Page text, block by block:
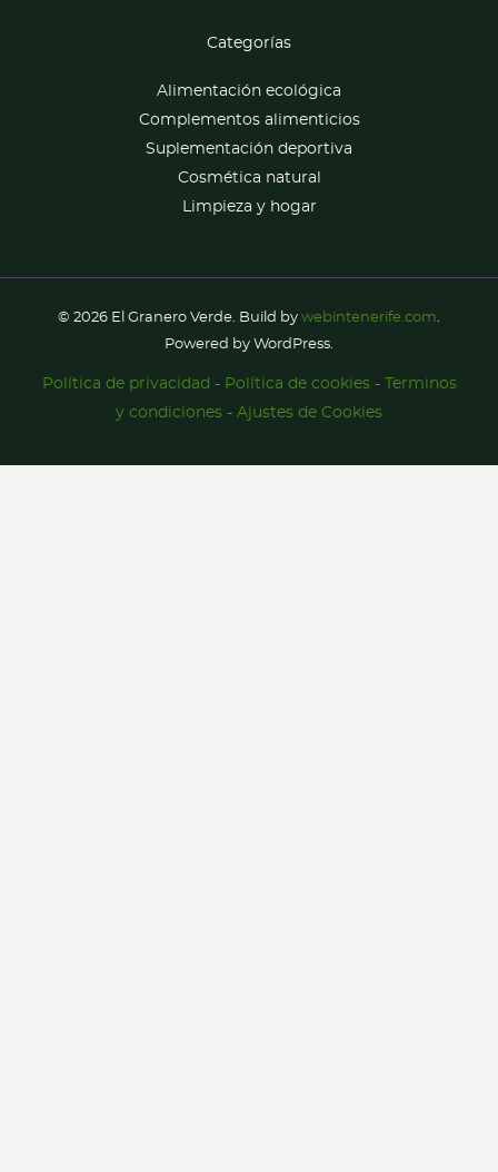
Categorías
Alimentación ecológica
Complementos alimenticios
Suplementación deportiva
Cosmética natural
Limpieza y hogar
© 2026 El Granero Verde. Build by webintenerife.com.
Powered by WordPress.
Política de privacidad - Política de cookies-
Terminos
y condiciones - Ajustes de Cookies